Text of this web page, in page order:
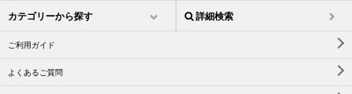
カテゴリーから探す 詳細検索
ご利用ガイド
よくあるご質問